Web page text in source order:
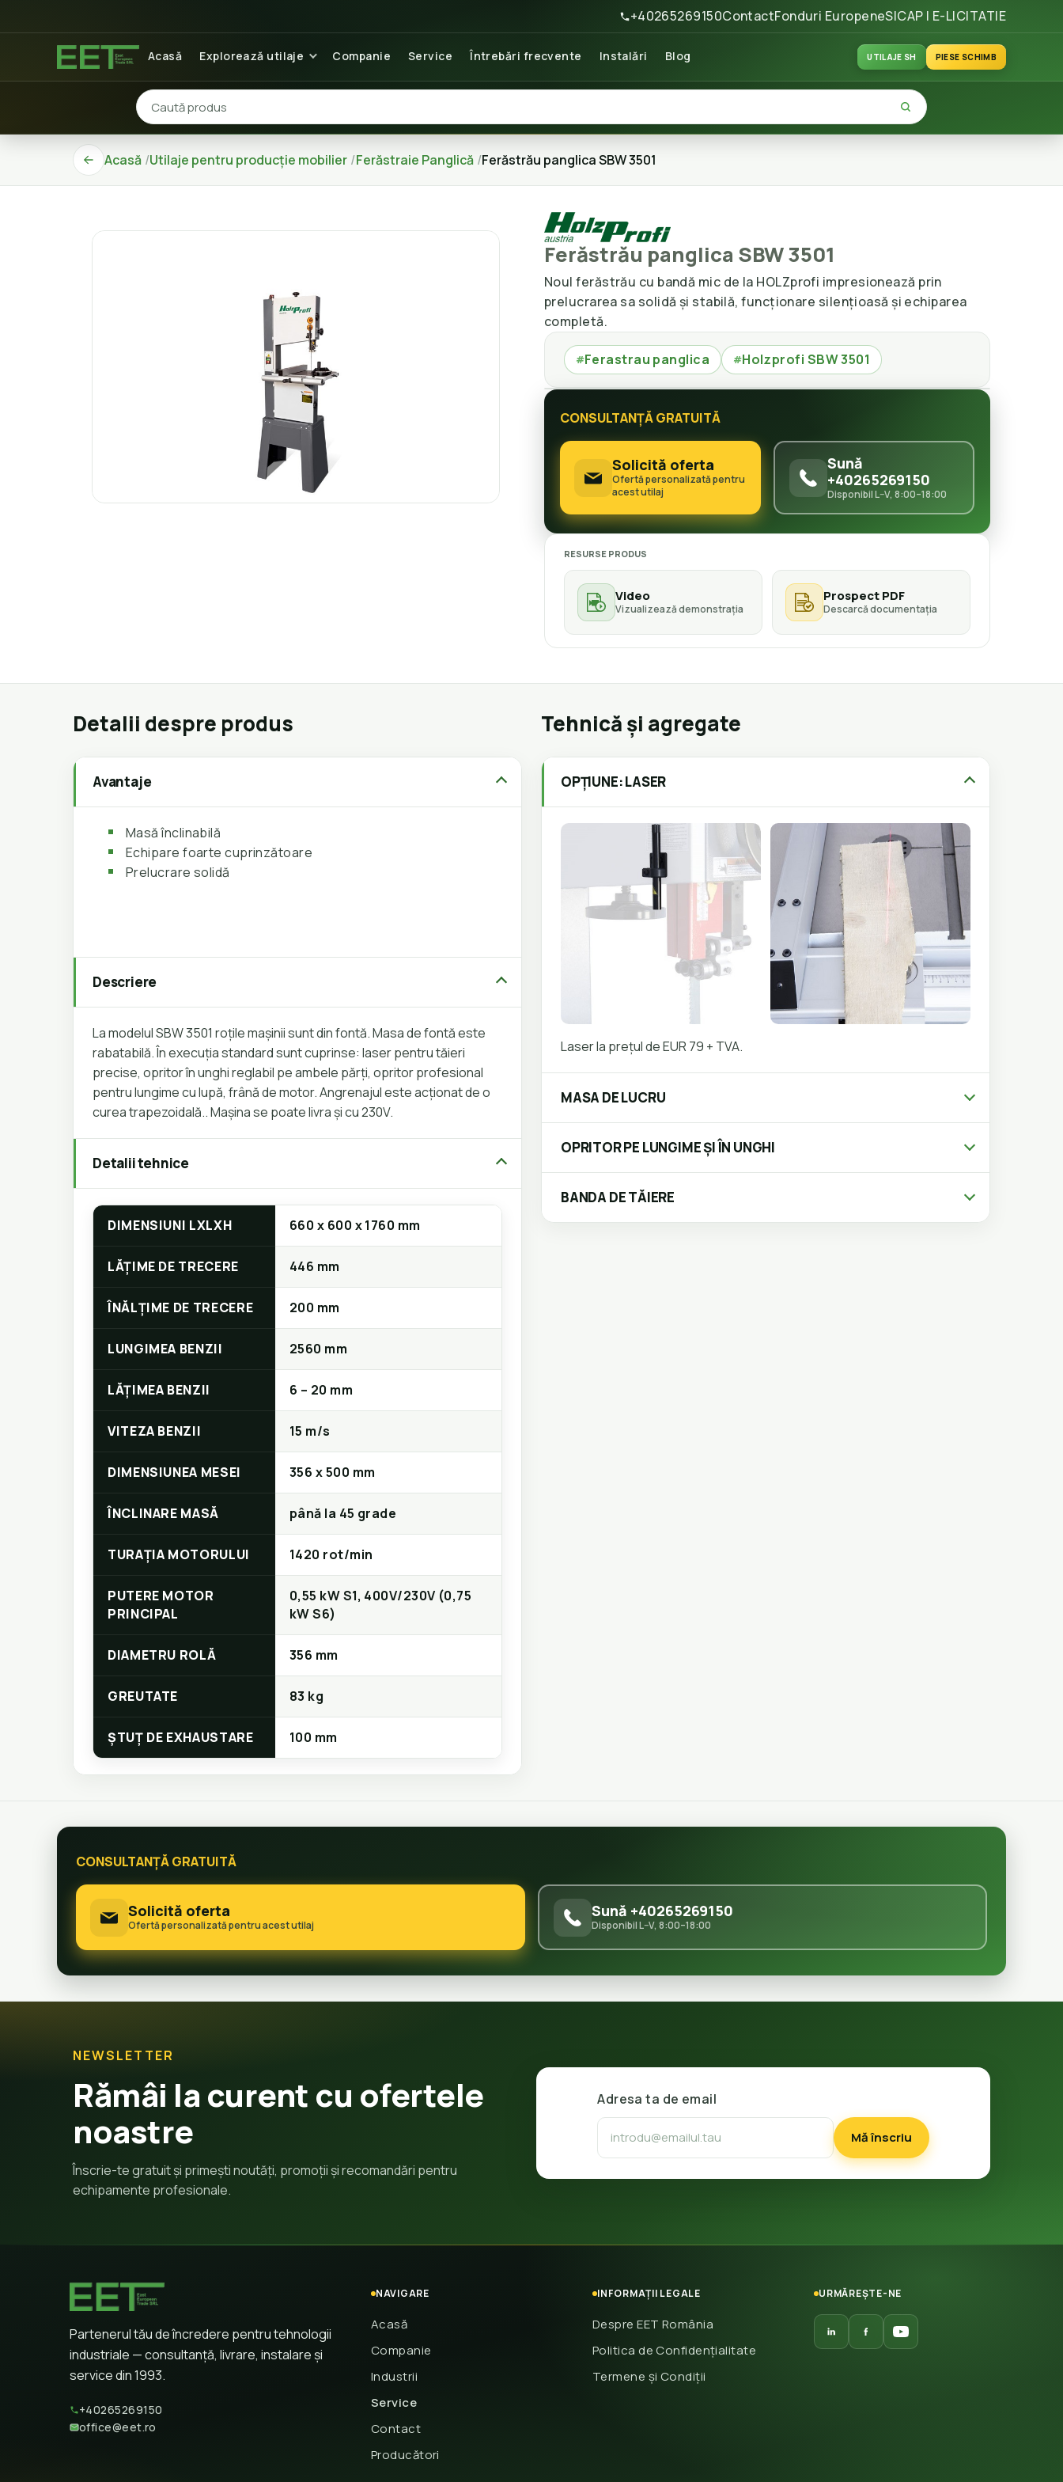
+40265269150ContactFonduri EuropeneSICAP | E-LICITATIE
Acasă Explorează utilaje Companie Service Întrebări frecvente Instalări Blog UTILAJE SH PIESE SCHIMB
Acasă Utilaje pentru producție mobilier Ferăstraie Panglică Ferăstrău panglica SBW 3501
Ferăstrău panglica SBW 3501
Noul ferăstrău cu bandă mic de la HOLZprofi impresionează prin
prelucrarea sa solidă și stabilă, funcționare silențioasă și echiparea
completă.
#Ferastrau panglica #Holzprofi SBW 3501
CONSULTANȚĂ GRATUITĂ
Solicită oferta
Ofertă personalizată pentru
acest utilaj
Sună
+40265269150
Disponibil L–V, 8:00–18:00
RESURSE PRODUS
Video
Vizualizează demonstrația
Prospect PDF
Descarcă documentația
Detalii despre produs
Avantaje
Masă înclinabilă
Echipare foarte cuprinzătoare
Prelucrare solidă
Descriere
La modelul SBW 3501 roțile mașinii sunt din fontă. Masa de fontă este
rabatabilă. În execuția standard sunt cuprinse: laser pentru tăieri
precise, opritor în unghi reglabil pe ambele părți, opritor profesional
pentru lungime cu lupă, frână de motor. Angrenajul este acționat de o
curea trapezoidală.. Mașina se poate livra și cu 230V.
Detalii tehnice
DIMENSIUNI LXLXH 660 x 600 x 1760 mm
LĂȚIME DE TRECERE 446 mm
ÎNĂLȚIME DE TRECERE 200 mm
LUNGIMEA BENZII 2560 mm
LĂȚIMEA BENZII 6 – 20 mm
VITEZA BENZII 15 m/s
DIMENSIUNEA MESEI 356 x 500 mm
ÎNCLINARE MASĂ până la 45 grade
TURAȚIA MOTORULUI 1420 rot/min
PUTERE MOTOR
PRINCIPAL
0,55 kW S1, 400V/230V (0,75
kW S6)
DIAMETRU ROLĂ 356 mm
GREUTATE 83 kg
ȘTUȚ DE EXHAUSTARE 100 mm
Tehnică și agregate
OPȚIUNE: LASER
Laser la prețul de EUR 79 + TVA.
MASA DE LUCRU
OPRITOR PE LUNGIME ȘI ÎN UNGHI
BANDA DE TĂIERE
CONSULTANȚĂ GRATUITĂ
Solicită oferta
Ofertă personalizată pentru acest utilaj
Sună +40265269150
Disponibil L–V, 8:00–18:00
NEWSLETTER
Rămâi la curent cu ofertele
noastre
Înscrie-te gratuit și primești noutăți, promoții și recomandări pentru
echipamente profesionale.
Adresa ta de email
Mă înscriu
Partenerul tău de încredere pentru tehnologii
industriale — consultanță, livrare, instalare și
service din 1993.
+40265269150
office@eet.ro
NAVIGARE
Acasă
Companie
Industrii
Service
Contact
Producători
INFORMAȚII LEGALE
Despre EET România
Politica de Confidențialitate
Termene și Condiții
URMĂREȘTE-NE